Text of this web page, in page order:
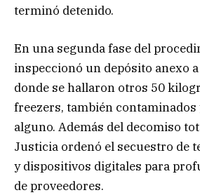
terminó detenido.
En una segunda fase del
inspeccionó un depósito anexo
donde se hallaron otros 50
freezers, también
alguno. Además del decomiso
Justicia ordenó el secuestro de
y dispositivos digitales para
de proveedores.